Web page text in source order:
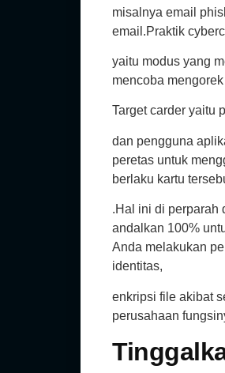
misalnya email
email.Praktik
yaitu modus yang
mencoba
Target carder yaitu
dan pengguna
peretas untuk
berlaku kartu
.Hal ini di perparah
andalkan 100%
Anda melakukan
identitas,
enkripsi file akibat
perusahaan